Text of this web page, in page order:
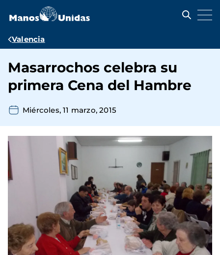
contenido
Ruta
navegación
Valencia
Masarrochos celebra su
primera Cena del Hambre
Miércoles, 11 marzo, 2015